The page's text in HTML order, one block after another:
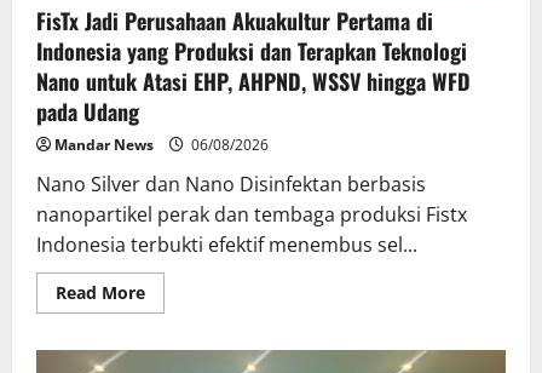
FisTx Jadi Perusahaan Akuakultur Pertama di
Indonesia yang Produksi dan Terapkan Teknologi
Nano untuk Atasi EHP, AHPND, WSSV hingga WFD
pada Udang
Mandar News 06/08/2026
Nano Silver dan Nano Disinfektan berbasis
nanopartikel perak dan tembaga produksi Fistx
Indonesia terbukti efektif menembus sel...
Read MoreRead
more